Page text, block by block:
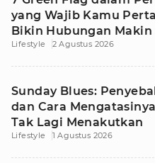
yang Wajib Kamu
Bikin Hubungan Makin
Awet
Lifestyle 2 Agustus 2026
Sunday Blues:
dan Cara
Tak Lagi Menakutkan
Lifestyle 1 Agustus 2026